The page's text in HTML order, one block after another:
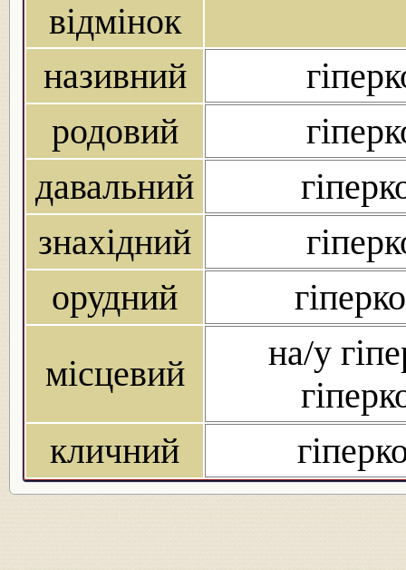
відмінок
називний
родовий
давальний
знахідний
орудний
місцевий
на/у
кличний